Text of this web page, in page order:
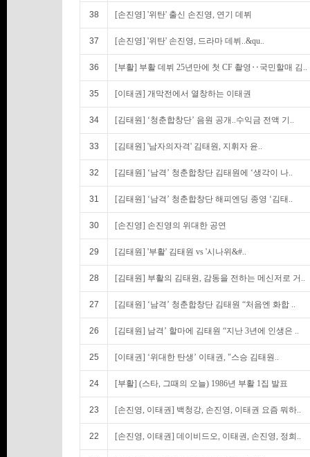
38 [손진영] '위탄' 출신 손진영, 연기 데뷔
37 [손진영] '위탄' 손진영, 드라마 데뷔..&qu..
36 [부활] 부활 데뷔 25년만에 첫 CF 촬영‥국민할매 김..
35 [이태권] 개막전에서 열창하는 이태권
34 [김태원] ‘청춘합창단’ 음원 공개..수익금 전액 기..
33 [김태원] '남자의자격' 김태원, 지휘자 윤..
32 [김태원] ‘남격’ 청춘합창단 김태원에 ‘생각이 나..
31 [김태원] ‘남격’ 청춘합창단 해피엔딩 종영 ‘김태..
30 [손진영] 손진영의 위대한 공연
29 [김태원] '부활' 김태원 vs '시나위&#..
28 [김태원] 부활의 김태원, 감동을 전하는 메신저로 거..
27 [김태원] ‘남격’ 청춘합창단 김태원 “처음엔 화합 ..
26 [김태원] 남격’ 할마에 김태원 “지난 3년에 인생은 ..
25 [이태권] ‘위대한 탄생’ 이태권, "스승 김태원..
24 [부활] (스타, 그때의 오늘) 1986년 부활 1집 발표
23 [손진영, 이태권] 백청강, 손진영, 이태권 요즘 뭐하..
22 [손진영, 이태권] 데이비드오, 이태권, 손진영, 정희..